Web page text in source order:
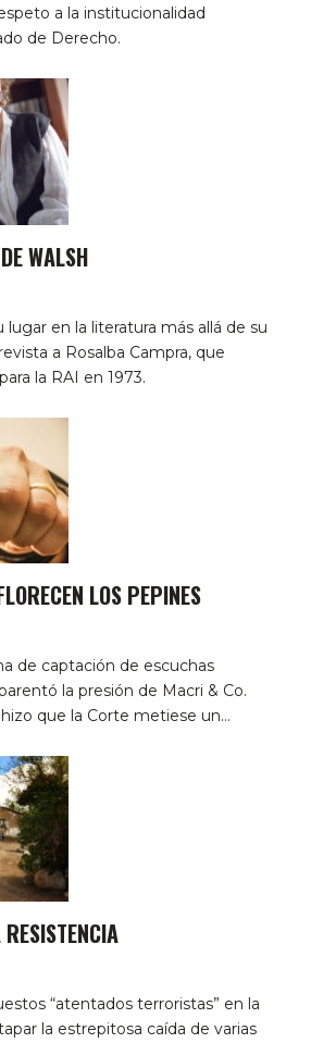
a la institucionalidad
de Derecho.
WALSH
lugar en la literatura más allá de su
a Rosalba Campra, que
la RAI en 1973.
LOS PEPINES
de captación de escuchas
la presión de Macri & Co.
que la Corte metiese un…
“atentados terroristas” en la
la estrepitosa caída de varias